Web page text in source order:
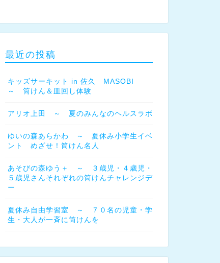
最近の投稿
キッズサーキット in 佐久 MASOBI
～ 筒けん＆皿回し体験
アリオ上田 ～ 夏のみんなのヘルスラボ
ゆいの森あらかわ ～ 夏休み小学生イベ
ント めざせ！筒けん名人
あそびの森ゆう＋ ～ ３歳児・４歳児・
５歳児さんそれぞれの筒けんチャレンジデ
ー
夏休み自由学習室 ～ ７０名の児童・学
生・大人が一斉に筒けんを